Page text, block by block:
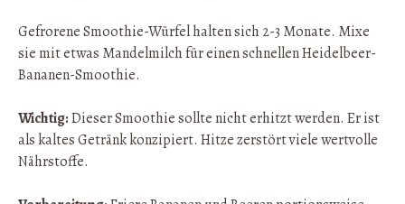
Gefrorene Smoothie-Würfel halten sich 2-3 Monate. Mixe
sie mit etwas Mandelmilch für einen schnellen Heidelbeer-
Bananen-Smoothie.
Wichtig:Dieser Smoothie sollte nicht erhitzt werden. Er ist
als kaltes Getränk konzipiert. Hitze zerstört viele wertvolle
Nährstoffe.